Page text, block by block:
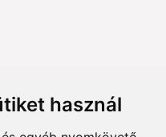
használ